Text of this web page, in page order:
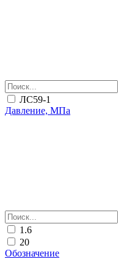
ЛС59-1
Давление, МПа
1.6
20
Обозначение